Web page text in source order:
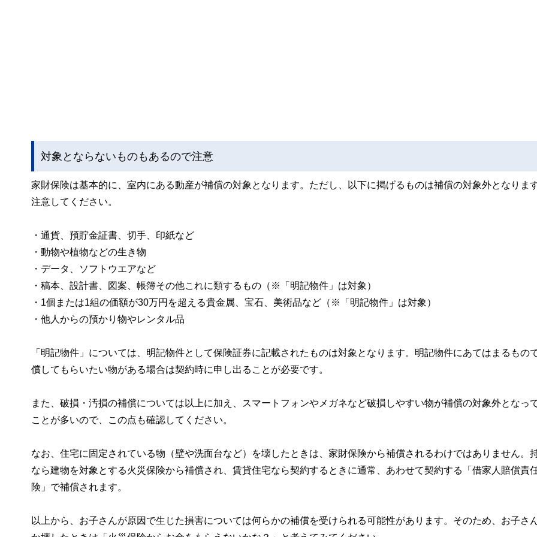
対象とならないものもあるので注意
家財保険は基本的に、室内にある動産が補償の対象となります。ただし、以下に掲げるものは補償の対象外となりま
注意してください。
・通貨、預貯金証書、切手、印紙など
・動物や植物などの生き物
・データ、ソフトウエアなど
・稿本、設計書、図案、帳簿その他これに類するもの（※「明記物件」は対象）
・1個または1組の価額が30万円を超える貴金属、宝石、美術品など（※「明記物件」は対象）
・他人からの預かり物やレンタル品
「明記物件」については、明記物件として保険証券に記載されたものは対象となります。明記物件にあてはまるもの
償してもらいたい物がある場合は契約時に申し出ることが必要です。
また、破損・汚損の補償については以上に加え、スマートフォンやメガネなど破損しやすい物が補償の対象外となっ
ことが多いので、この点も確認してください。
なお、住宅に固定されている物（壁や洗面台など）を壊したときは、家財保険から補償されるわけではありません。
なら建物を対象とする火災保険から補償され、賃貸住宅なら契約するときに通常、あわせて契約する「借家人賠償責
険」で補償されます。
以上から、お子さんが原因で生じた損害については何らかの補償を受けられる可能性があります。そのため、お子さ